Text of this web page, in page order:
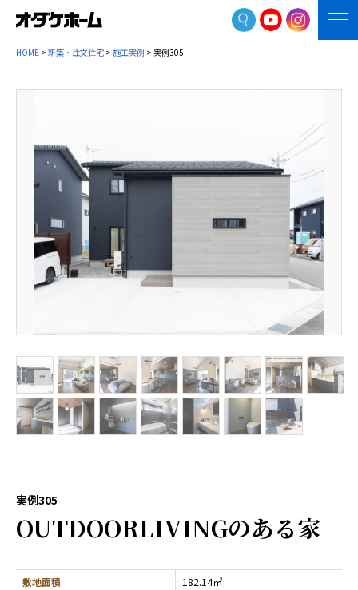
HOME > 新築・注文住宅 > 施工実例 > 実例305
実例305
OUTDOORLIVINGのある家
敷地面積
182.14㎡